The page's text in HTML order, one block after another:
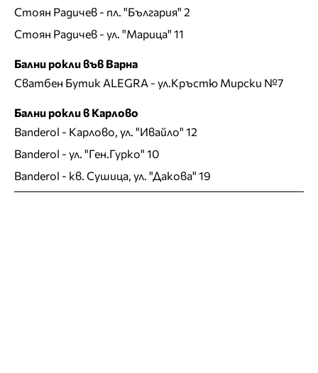
Стоян Радичев - пл. "България" 2
Стоян Радичев - ул. "Марица" 11
Бални рокли във Варна
Сватбен Бутик ALEGRA - ул.Кръстю Мирски №7
Бални рокли в Карлово
Banderol - Карлово, ул. "Ивайло" 12
Banderol - ул. "Ген.Гурко" 10
Banderol - кв. Сушица, ул. "Дакова" 19